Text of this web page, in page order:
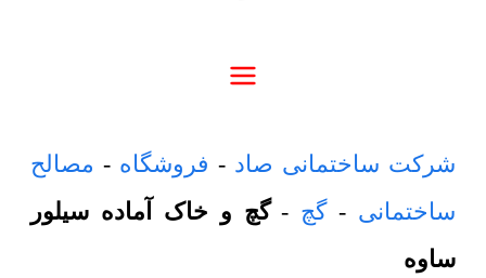
شرکت ساختمانی صاد - فروشگاه - مصالح
ساختمانی -گچ -گچ و خاک آماده سیلور
ساوه